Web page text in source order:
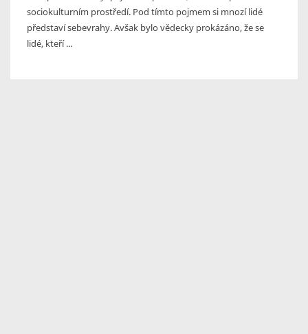
sociokulturním prostředí. Pod tímto pojmem si mnozí lidé
představí sebevrahy. Avšak bylo vědecky prokázáno, že se
lidé, kteří ...